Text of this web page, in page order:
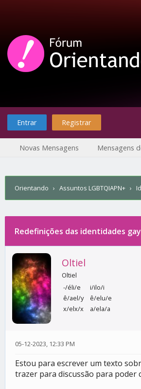
Entrar Registrar
Novas Mensagens Mensagens
Orientando › Assuntos LGBTQIAPN+ ›
0 votos -
1
2
3
4
5
Redefinições das identidades
Oltiel
Oltiel
-/éli/e
i/ilo/i
ê/ael/y
ê/elu/e
x/elx/x
a/ela/a
05-12-2023, 12:33 PM
Estou para escrever um texto
trazer para discussão para poder